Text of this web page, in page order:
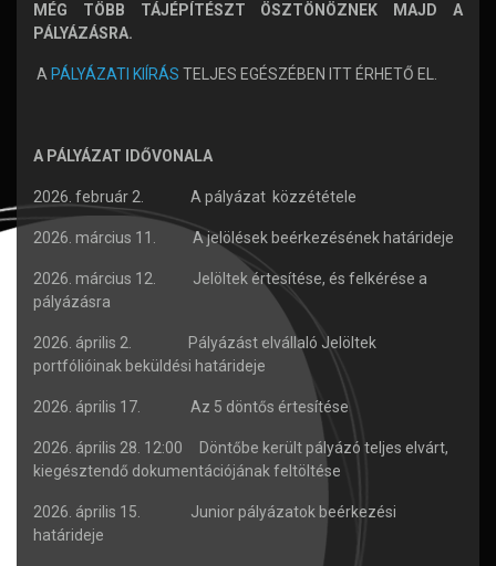
MÉG TÖBB TÁJÉPÍTÉSZT ÖSZTÖNÖZNEK MAJD A
PÁLYÁZÁSRA.
A PÁLYÁZATI KIÍRÁS TELJES EGÉSZÉBEN ITT ÉRHETŐ EL.
A PÁLYÁZAT IDŐVONALA
2026. február 2. A pályázat közzététele
2026. március 11. A jelölések beérkezésének határideje
2026. március 12. Jelöltek értesítése, és felkérése a
pályázásra
2026. április 2. Pályázást elvállaló Jelöltek
portfólióinak beküldési határideje
2026. április 17. Az 5 döntős értesítése
2026. április 28. 12:00 Döntőbe került pályázó teljes elvárt,
kiegésztendő dokumentációjának feltöltése
2026. április 15. Junior pályázatok beérkezési
határideje